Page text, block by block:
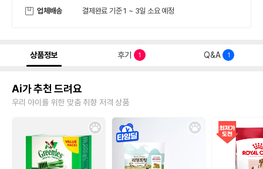
업체배송 결제완료 기준 1 ~ 3일 소요 예정
상품정보 후기 1 Q&A 1
Ai가 추천 드려요
우리 아이를 위한 맞춤 취향 저격 상품